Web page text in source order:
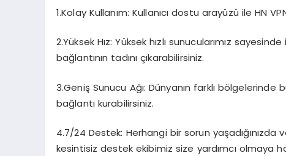
1.Kolay Kullanım: Kullanıcı dostu arayüzü ile HN
2.Yüksek Hız: Yüksek hızlı sunucularımız
bağlantının tadını çıkarabilirsiniz.
3.Geniş Sunucu Ağı: Dünyanın farklı
bağlantı kurabilirsiniz.
4.7/24 Destek: Herhangi bir sorun
kesintisiz destek ekibimiz size yardımcı olmaya